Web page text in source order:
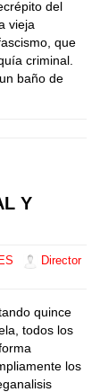
del
vieja
que
criminal.
baño de
Y
Director
quince
todos los
los